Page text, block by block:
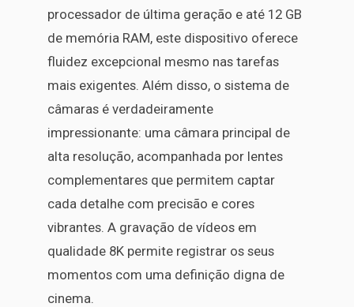
processador de última geração e até 12 GB
de memória RAM, este dispositivo oferece
fluidez excepcional mesmo nas tarefas
mais exigentes. Além disso, o sistema de
câmaras é verdadeiramente
impressionante: uma câmara principal de
alta resolução, acompanhada por lentes
complementares que permitem captar
cada detalhe com precisão e cores
vibrantes. A gravação de vídeos em
qualidade 8K permite registrar os seus
momentos com uma definição digna de
cinema.